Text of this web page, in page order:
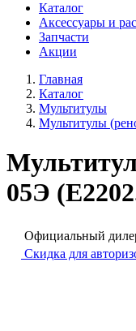
Каталог
Аксессуары и
Запчасти
Акции
Главная
Каталог
Мультитулы
Мультитулы
05Э
Официальный
Скидка для